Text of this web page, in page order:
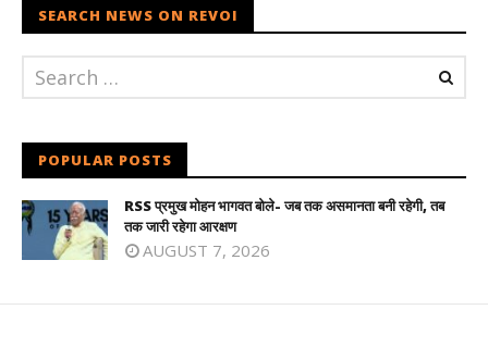
SEARCH NEWS ON REVOI
POPULAR POSTS
RSS प्रमुख मोहन भागवत बोले- जब तक असमानता बनी रहेगी, तब
तक जारी रहेगा आरक्षण
AUGUST 7, 2026